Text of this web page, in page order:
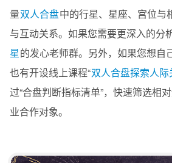
量双人合盘中的行星、星座、宫位与
与互动关系。如果您需要更深入的分
星的发心老师群。另外，如果您想自
也有开设线上课程“双人合盘探索人际
过“合盘判断指标清单”，快速筛选相
业合作对象。